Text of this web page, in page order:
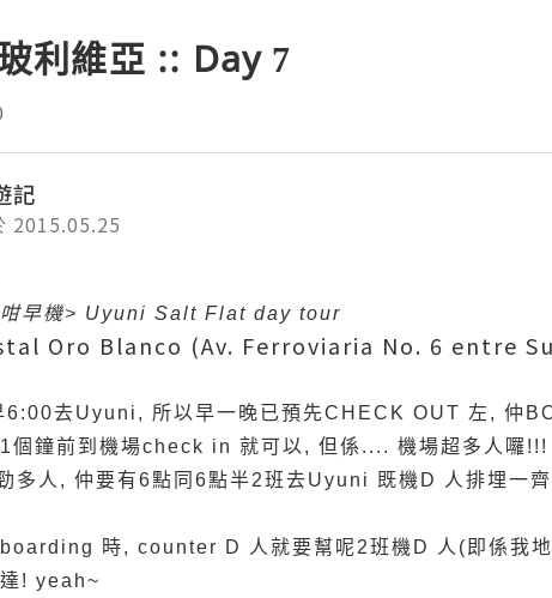
利維亞 :: Day 7
記
2015.05.25
咁早機> Uyuni Salt Flat day tour
Oro Blanco (Av. Ferroviaria No. 6 entre
6:00去Uyuni, 所以早一晚已預先CHECK OUT 左, 仲
個鐘前到機場check in 就可以, 但係.... 機場超多人囉!!!
多人, 仲要有6點同6點半2班去Uyuni 既機D 人排埋一
時, counter D 人就要幫呢2班機D 人(即係我
! yeah~